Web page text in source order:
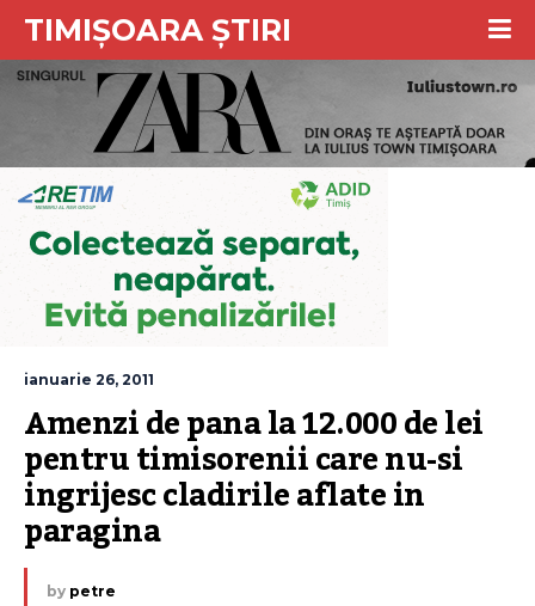
TIMIȘOARA ȘTIRI
ianuarie 26, 2011
Amenzi de pana la 12.000 de lei
pentru timisorenii care nu-si
ingrijesc cladirile aflate in
paragina
by petre